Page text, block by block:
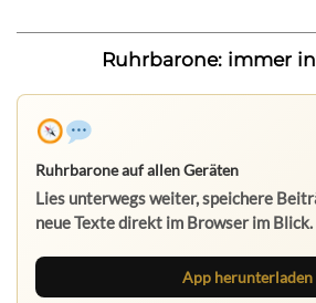
Ruhrbarone: immer
Ruhrbarone auf allen Geräten
Lies unterwegs weiter, speichere
neue Texte direkt im Browser im Blick.
App herunterladen